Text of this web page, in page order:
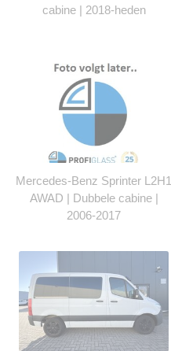
cabine | 2018-heden
Mercedes-Benz Sprinter L2H1
AWAD | Dubbele cabine |
2006-2017